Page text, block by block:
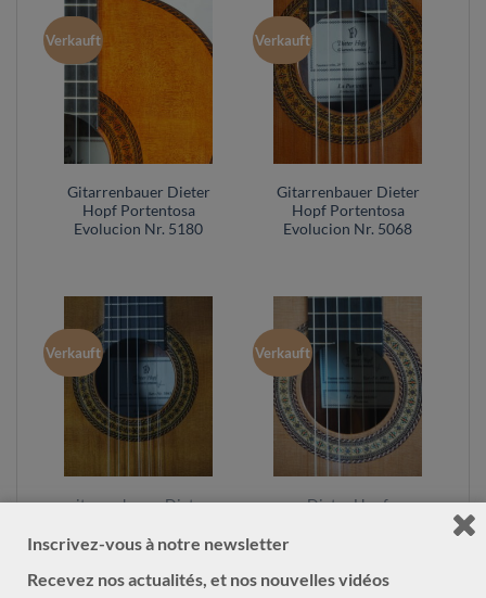
Verkauft
Gitarrenbauer Dieter
Hopf Portentosa
Evolucion Nr. 5180
Verkauft
Gitarrenbauer Dieter
Hopf Portentosa
Evolucion Nr. 5068
Verkauft
gitarrenbauer Dieter
Evolucion Nr. 5043
Verkauft
Dieter Hopf
Evolucion Nr.4851
Inscrivez-vous à notre newsletter
Recevez nos actualités, et nos nouvelles vidéos